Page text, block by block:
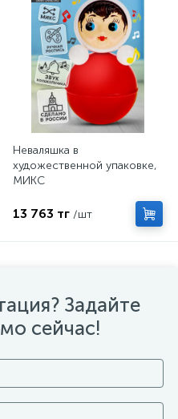
Неваляшка в
художественной упаковке,
МИКС
13 763 тг /шт
Задайте
сейчас!